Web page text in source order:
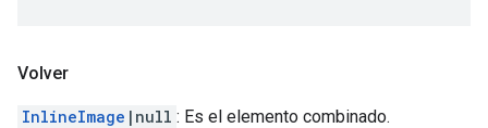
Volver
InlineImage |null : Es el elemento combinado.